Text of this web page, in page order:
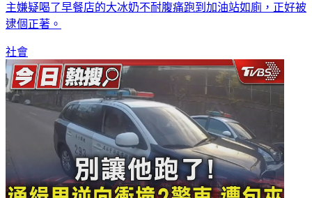
主嫌疑喝了早餐店的大冰奶不耐腹痛跑到加油站如廁，正好被
逮個正著。
社會